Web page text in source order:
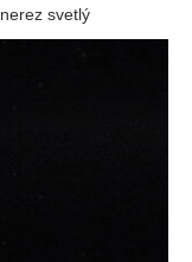
nerez svetlý